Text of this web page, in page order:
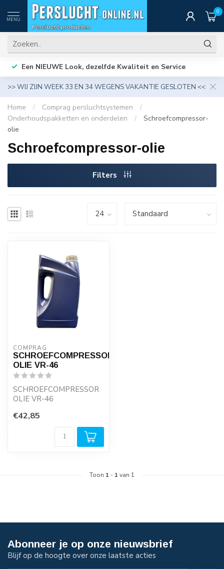
MENU
0
Een NIEUWE Look, dezelfde Kwaliteit en Service
>> WIJ ZIJN WEEK 33 EN 34 WEGENS VAKANTIE GESLOTEN <<
Home / Comprag persluchtsystemen
/
Onderhoudspakketten en onderdelen
/
Schroefcompressor-
olie
Schroefcompressor-olie
Filters
COMPRAG
SCHROEFCOMPRESSOR
OLIE VR-46
SCHROEFCOMPRESSOR
OLIE VR-46
Deze compressorolie is
speciaal ontwikkeld voor
€42,85
Toon 1 - 1 van 1
Abonneer je op onze nieuwsbrief
Blijf op de hoogte over onze laatste acties